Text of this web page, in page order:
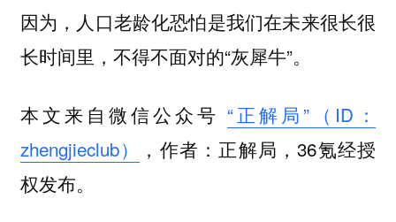
因为，人口老龄化恐怕是我们在未来很长很
长时间里，不得不面对的“灰犀牛”。
本文来自微信公众号 “正解局”（ID：
zhengjieclub）
，作者：正解局，36氪经授
权发布。